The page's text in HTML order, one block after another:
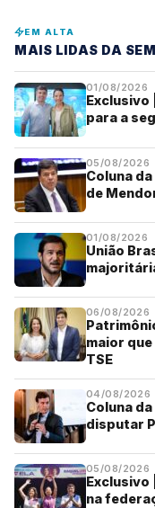
EM ALTA
MAIS LIDAS DA
01/08/2026
Exclusivo
para a
05/08/2026
Coluna
de
01/08/2026
União
06/08/2026
maior
TSE
04/08/2026
Coluna
disputar
05/08/2026
Exclusivo
na